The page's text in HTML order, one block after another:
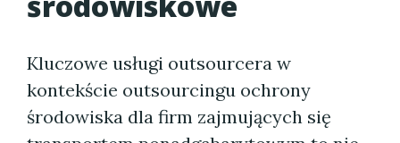
Kluczowe usługi outsourcera w
kontekście outsourcingu ochrony
środowiska dla firm zajmujących się